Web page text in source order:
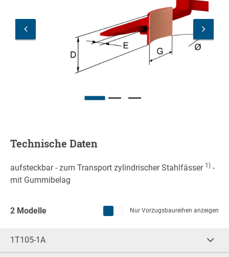
Technische Daten
aufsteckbar - zum Transport zylindrischer Stahlfässer 1) -
mit Gummibelag
2 Modelle Nur Vorzugs­baureihen anzeigen
1T105-1A
Anzahl Fässer
Für Ø(mm)